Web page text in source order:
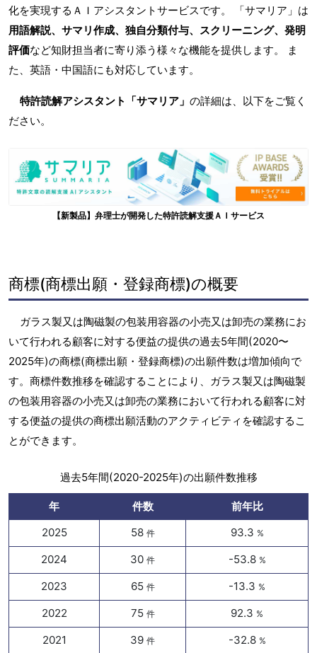
化を実現するＡＩアシスタントサービスです。 「サマリア」は
用語解説、サマリ作成、独自分類付与、スクリーニング、発明
評価など知財担当者に寄り添う様々な機能を提供します。 ま
た、英語・中国語にも対応しています。
特許読解アシスタント「サマリア」 の詳細は、以下をご覧く
ださい。
【新製品】弁理士が開発した特許読解支援ＡＩサービス
商標(商標出願・登録商標)の概要
ガラス製又は陶磁製の包装用容器の小売又は卸売の業務にお
いて行われる顧客に対する便益の提供の過去5年間(2020〜
2025年)の商標(商標出願・登録商標)の出願件数は増加傾向で
す。商標件数推移を確認することにより、ガラス製又は陶磁製
の包装用容器の小売又は卸売の業務において行われる顧客に対
する便益の提供の商標出願活動のアクティビティを確認するこ
とができます。
過去5年間(2020-2025年)の出願件数推移
年 件数
前年比
2025
58 件 93.3 %
2024 30 件 -53.8 %
2023 65 件 -13.3 %
2022 75 件 92.3 %
2021 39 件 -32.8 %